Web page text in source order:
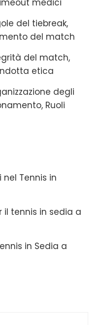
medici
del tiebreak,
del match
del match,
etica
degli
Ruoli
Tennis in
tennis in sedia a
in Sedia a